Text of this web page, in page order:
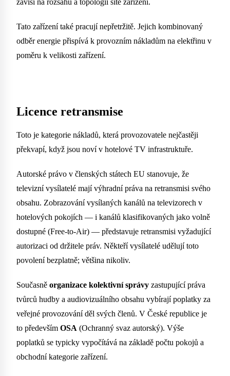
Tato zařízení také pracují nepřetržitě. Jejich kombinovaný
odběr energie přispívá k provozním nákladům na elektřinu v
poměru k velikosti zařízení.
Licence retransmise
Toto je kategorie nákladů, která provozovatele nejčastěji
překvapí, když jsou noví v hotelové TV infrastruktuře.
Autorské právo v členských státech EU stanovuje, že
televizní vysílatelé mají výhradní práva na retransmisi svého
obsahu. Zobrazování vysílaných kanálů na televizorech v
hotelových pokojích — i kanálů klasifikovaných jako volně
dostupné (Free-to-Air) — představuje retransmisi vyžadující
autorizaci od držitele práv. Někteří vysílatelé udělují toto
povolení bezplatně; většina nikoliv.
Současně organizace kolektivní správy zastupující práva
tvůrců hudby a audiovizuálního obsahu vybírají poplatky za
veřejné provozování děl svých členů. V České republice je
to především OSA (Ochranný svaz autorský). Výše
poplatků se typicky vypočítává na základě počtu pokojů a
obchodní kategorie zařízení.